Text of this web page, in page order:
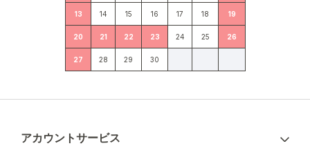
13 14 15 16 17 18 19
20 21 22 23 24 25 26
27 28 29 30
アカウントサービス